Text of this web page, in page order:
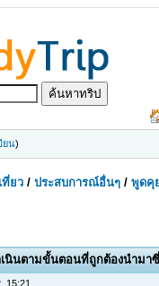
ยน)
ที่ยว /ประสบการณ์อื่นๆ /พูดคุ
เนินตามขั้นตอนที่ถูกต้องนำมา
15:21